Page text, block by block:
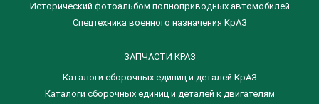
Исторический фотоальбом полноприводных автомобилей
Спецтехника военного назначения КрАЗ
ЗАПЧАСТИ КРАЗ
Каталоги сборочных единиц и деталей КрАЗ
​Каталоги сборочных единиц и деталей к двигателям